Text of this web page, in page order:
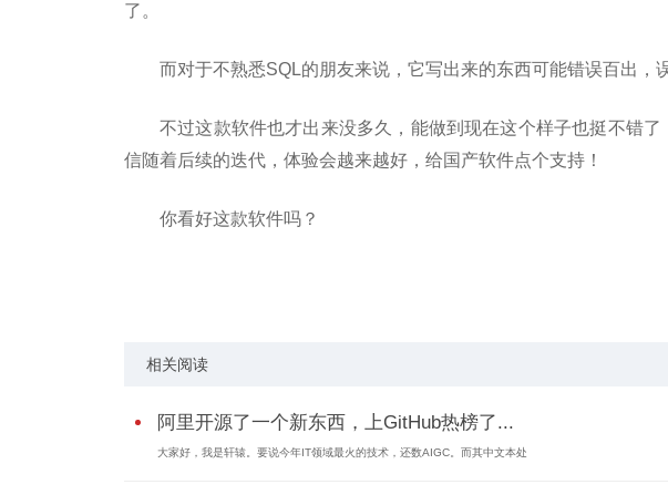
了。
而对于不熟悉SQL的朋友来说，它写出来的东西可能错误百出，
不过这款软件也才出来没多久，能做到现在这个样子也挺不错
信随着后续的迭代，体验会越来越好，给国产软件点个支持！
你看好这款软件吗？
相关阅读
阿里开源了一个新东西，上GitHub热榜了...
大家好，我是轩辕。要说今年IT领域最火的技术，还数AIGC。而其中文本处